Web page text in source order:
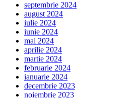
septembrie 2024
august 2024
iulie 2024
iunie 2024
mai 2024
aprilie 2024
martie 2024
februarie 2024
ianuarie 2024
decembrie 2023
noiembrie 2023